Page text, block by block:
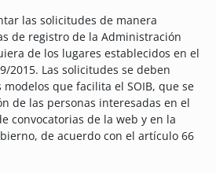
las solicitudes de manera
de registro de la Administración
de los lugares establecidos en el
2015. Las solicitudes se deben
que facilita el SOIB, que se
de las personas interesadas en el
convocatorias de la web y en la
de acuerdo con el artículo 66